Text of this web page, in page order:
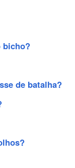
bicho?
de batalha?